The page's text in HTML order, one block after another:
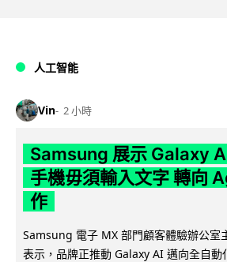
人工智能
Vin 2 小時
Samsung 展示 Galaxy
手機毋須輸入文字 轉向
作
Samsung 電子 MX 部門顧客體驗辦公室
表示，品牌正推動 Galaxy AI 邁向全自